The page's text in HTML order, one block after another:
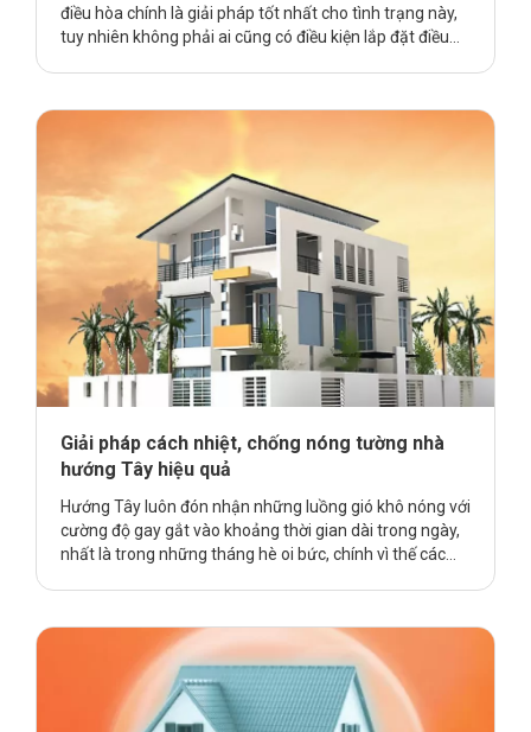
điều hòa chính là giải pháp tốt nhất cho tình trạng này,
tuy nhiên không phải ai cũng có điều kiện lắp đặt điều
pháp tránh nóng hiệu quả? Hiểu …Continue reading
Giải pháp cách nhiệt, chống nóng tường nhà
hướng Tây hiệu quả
Hướng Tây luôn đón nhận những luồng gió khô nóng với
cường độ gay gắt vào khoảng thời gian dài trong ngày,
nhất là trong những tháng hè oi bức, chính vì thế các
kiếm giải pháp chống nóng hiệu quả. Vậy làm thế nào
Continue readingGiải pháp cách nhiệt, chống nóng
tường nhà hướng Tây hiệu quả